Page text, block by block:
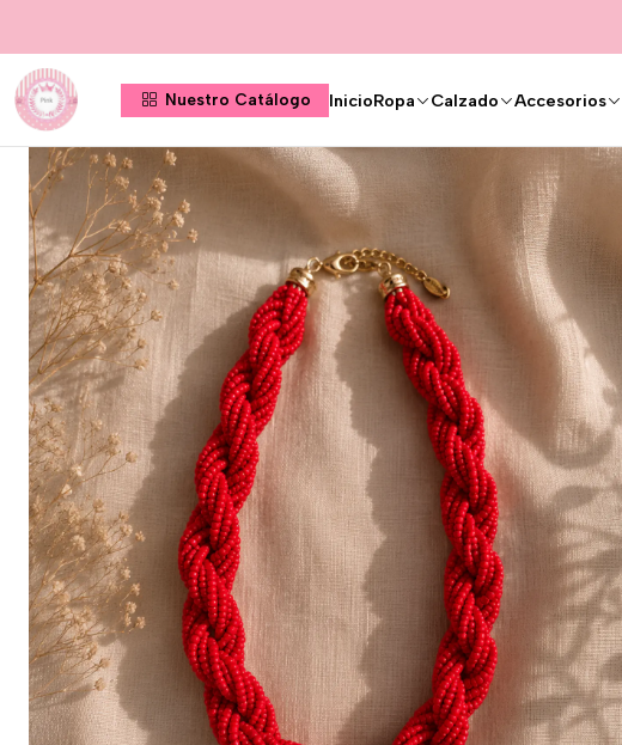
Nuestro Catálogo InicioRopa Calzado Accesorios